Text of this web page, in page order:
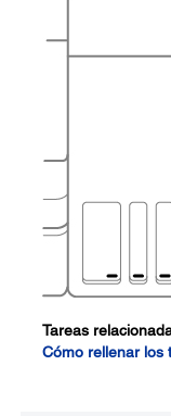
Tareas
Cómo rellenar los